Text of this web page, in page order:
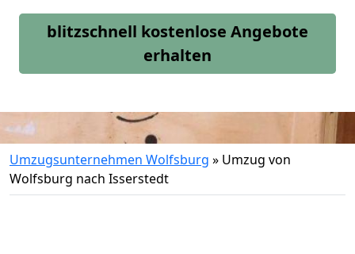
blitzschnell kostenlose Angebote
erhalten
Umzugsunternehmen Wolfsburg » Umzug von
Wolfsburg nach Isserstedt